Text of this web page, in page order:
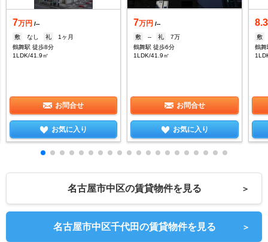
7万円 /--
敷
なし 礼
1ヶ月
鶴舞駅 徒歩8分
1LDK/41.9㎡
お問合せ
お気に入り
7万円 /--
敷
-- 礼
7万
鶴舞駅 徒歩6分
1LDK/41.9㎡
お問合せ
お気に入り
敷
鶴舞
名古屋市中区の賃貸物件を見る ＞
名古屋市中区千代田の賃貸物件を見る ＞